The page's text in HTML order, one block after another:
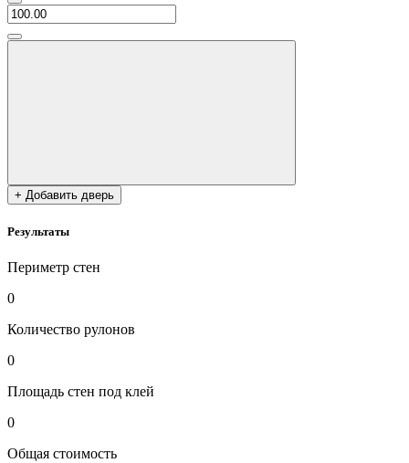
+ Добавить дверь
Результаты
Периметр стен
0
Количество рулонов
0
Площадь стен под клей
0
Общая стоимость